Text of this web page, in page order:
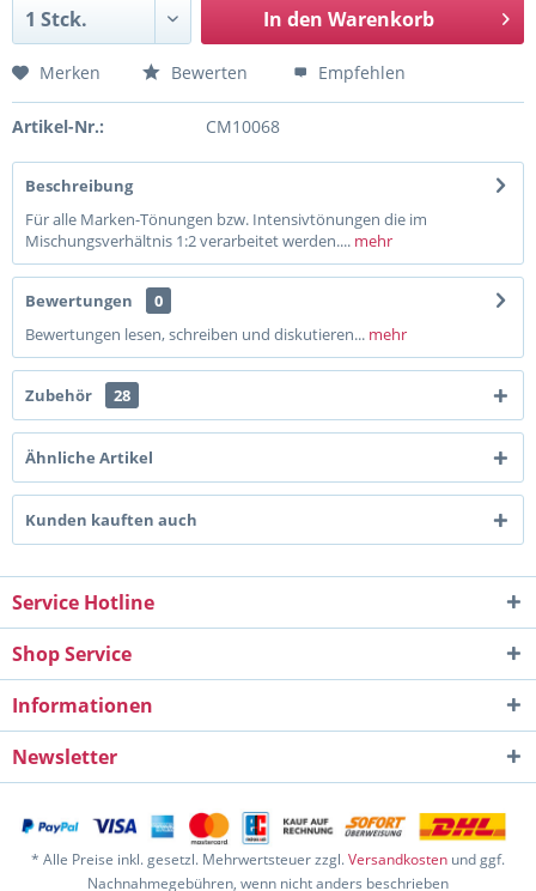
In den Warenkorb
Merken Bewerten Empfehlen
Artikel-Nr.: CM10068
Beschreibung
Für alle Marken-Tönungen bzw. Intensivtönungen die im
Mischungsverhältnis 1:2 verarbeitet werden.... mehr
Bewertungen
0
Bewertungen lesen, schreiben und diskutieren... mehr
Zubehör 28
Ähnliche Artikel
Kunden kauften auch
Service Hotline
Shop Service
Informationen
Newsletter
* Alle Preise inkl. gesetzl. Mehrwertsteuer zzgl.Versandkosten und ggf.
Nachnahmegebühren, wenn nicht anders beschrieben